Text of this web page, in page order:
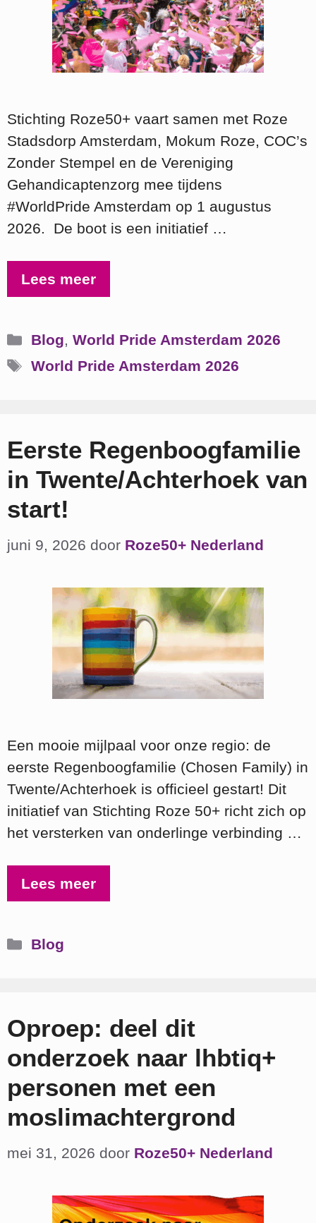
Stichting Roze50+ vaart samen met Roze
Stadsdorp Amsterdam, Mokum Roze, COC’s
Zonder Stempel en de Vereniging
Gehandicaptenzorg mee tijdens
#WorldPride Amsterdam op 1 augustus
2026. De boot is een initiatief …
Lees meer
Categorieën
Blog, World Pride Amsterdam 2026
Tags
World Pride Amsterdam 2026
Eerste Regenboogfamilie
in Twente/Achterhoek van
start!
juni 9, 2026 door Roze50+ Nederland
Een mooie mijlpaal voor onze regio: de
eerste Regenboogfamilie (Chosen Family) in
Twente/Achterhoek is officieel gestart! Dit
initiatief van Stichting Roze 50+ richt zich op
het versterken van onderlinge verbinding …
Lees meer
Categorieën
Blog
Oproep: deel dit
onderzoek naar lhbtiq+
personen met een
moslimachtergrond
mei 31, 2026 door Roze50+ Nederland